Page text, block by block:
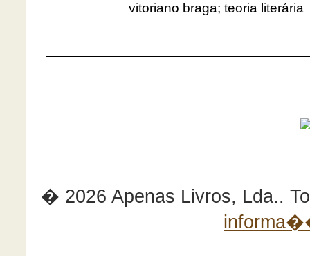
vitoriano braga; teoria literária
� 2026 Apenas Livros, Lda..